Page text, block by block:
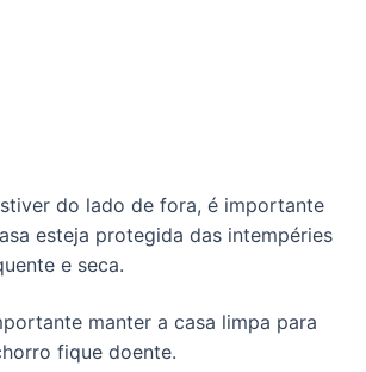
do lado de fora, é importante
esteja protegida das intempéries
e seca.
manter a casa limpa para
fique doente.